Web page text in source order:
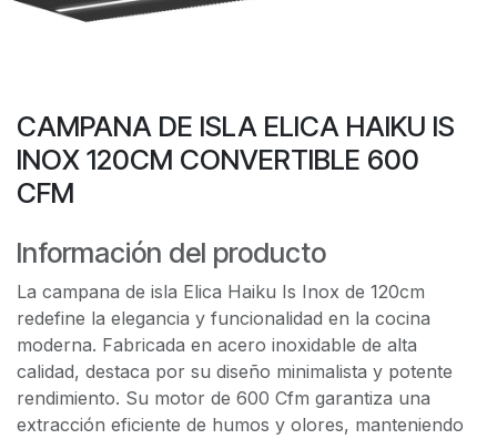
CAMPANA DE ISLA ELICA HAIKU IS
INOX 120CM CONVERTIBLE 600
CFM
Información del producto
La campana de isla Elica Haiku Is Inox de 120cm
redefine la elegancia y funcionalidad en la cocina
moderna. Fabricada en acero inoxidable de alta
calidad, destaca por su diseño minimalista y potente
rendimiento. Su motor de 600 Cfm garantiza una
extracción eficiente de humos y olores, manteniendo